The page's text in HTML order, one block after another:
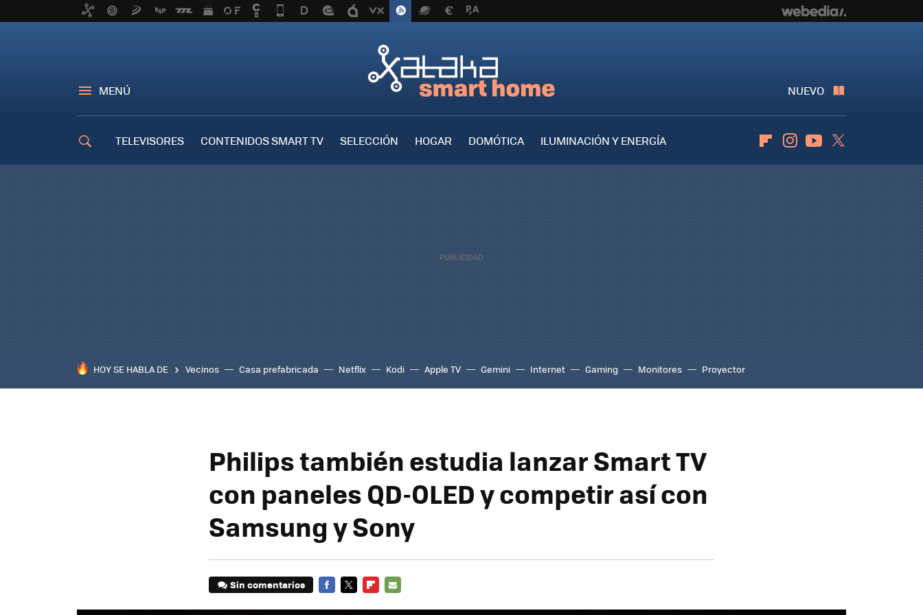
MENÚ NUEVO
TELEVISORES CONTENIDOS SMART TV SELECCIÓN HOGAR DOMÓTICA
ILUMINACIÓN Y ENERGÍA
FlipboardInstagramYoutube
HOY SE HABLA DE Vecinos Casa prefabricada Netflix Kodi Apple TV Gemini Internet Gaming Monitores Proyector
Philips también estudia lanzar Smart TV
con paneles QD-OLED y competir así con
Samsung y Sony
Sin comentarios